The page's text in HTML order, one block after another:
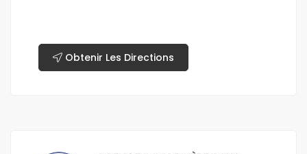
Obtenir Les Directions